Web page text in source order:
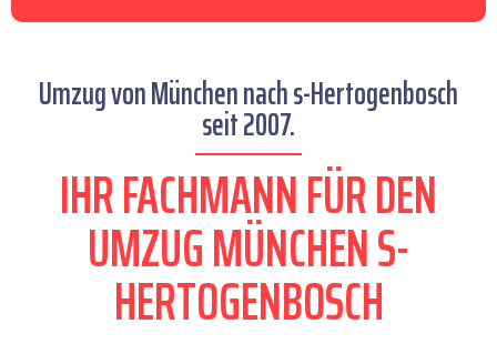
Umzug von München nach s-Hertogenbosch
seit 2007.
IHR FACHMANN FÜR DEN
UMZUG MÜNCHEN S-
HERTOGENBOSCH